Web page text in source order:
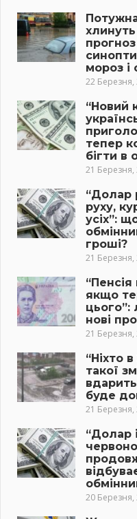
мороз і
22 Березня,
“Новий
тепер
бігти в
21 Березня,
“Долар
руху,
усіх”:
гроші?
21 Березня,
якщо
цього”:
нові
21 Березня,
“Ніхто
такої
буде
21 Березня,
“Долар
20 Березня,